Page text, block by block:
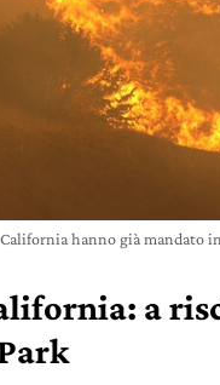
hanno già mandato
a